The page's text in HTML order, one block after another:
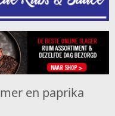
en paprika